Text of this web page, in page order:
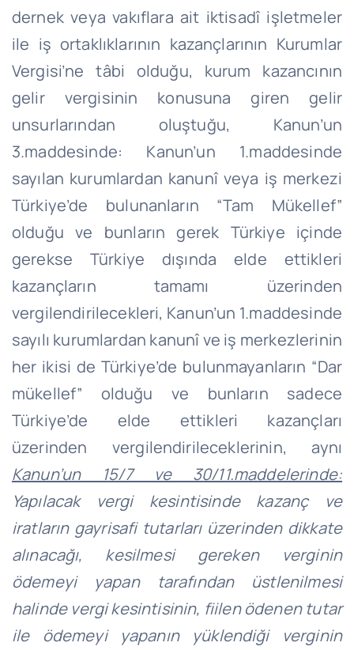
dernek veya vakıflara ait iktisadî işletmeler
ile iş ortaklıklarının kazançlarının Kurumlar
Vergisi’ne tâbi olduğu, kurum kazancının
gelir vergisinin konusuna giren gelir
unsurlarından oluştuğu, Kanun’un
3.maddesinde: Kanun’un 1.maddesinde
sayılan kurumlardan kanunî veya iş merkezi
Türkiye’de bulunanların “Tam Mükellef”
olduğu ve bunların gerek Türkiye içinde
gerekse Türkiye dışında elde ettikleri
kazançların tamamı üzerinden
vergilendirilecekleri, Kanun’un 1.maddesinde
sayılı kurumlardan kanunî ve iş merkezlerinin
her ikisi de Türkiye’de bulunmayanların “Dar
mükellef” olduğu ve bunların sadece
Türkiye’de elde ettikleri kazançları
üzerinden vergilendirileceklerinin, aynı
Kanun’un 15/7 ve 30/11.maddelerinde:
Yapılacak vergi kesintisinde kazanç ve
iratların gayrisafi tutarları üzerinden dikkate
alınacağı, kesilmesi gereken verginin
ödemeyi yapan tarafından üstlenilmesi
halinde vergi kesintisinin, fiilen ödenen tutar
ile ödemeyi yapanın yüklendiği verginin